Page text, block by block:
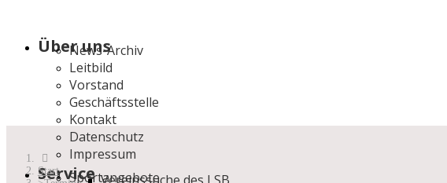
Über uns
News-Archiv
Leitbild
Vorstand
Geschäftsstelle
Kontakt
Datenschutz
Impressum
ServiceSportangebote
Start